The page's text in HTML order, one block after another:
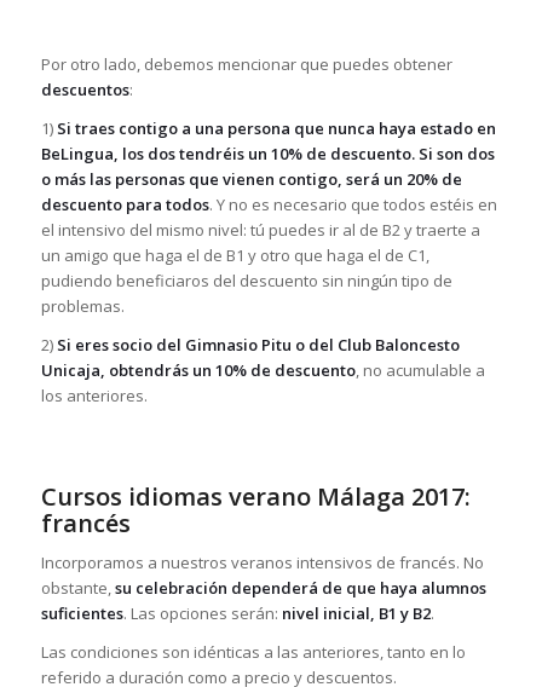
Por otro lado, debemos mencionar que puedes obtener
descuentos:
1) Si traes contigo a una persona que nunca haya estado en
BeLingua, los dos tendréis un 10% de descuento. Si son dos
o más las personas que vienen contigo, será un 20% de
descuento para todos. Y no es necesario que todos estéis en
el intensivo del mismo nivel: tú puedes ir al de B2 y traerte a
un amigo que haga el de B1 y otro que haga el de C1,
pudiendo beneficiaros del descuento sin ningún tipo de
problemas.
2) Si eres socio del Gimnasio Pitu o del Club Baloncesto
Unicaja, obtendrás un 10% de descuento, no acumulable a
los anteriores.
Cursos idiomas verano Málaga 2017:
francés
Incorporamos a nuestros veranos intensivos de francés. No
obstante,su celebración dependerá de que haya alumnos
suficientes. Las opciones serán: nivel inicial, B1 y B2.
Las condiciones son idénticas a las anteriores, tanto en lo
referido a duración como a precio y descuentos.